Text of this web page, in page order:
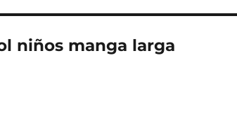
niños manga larga